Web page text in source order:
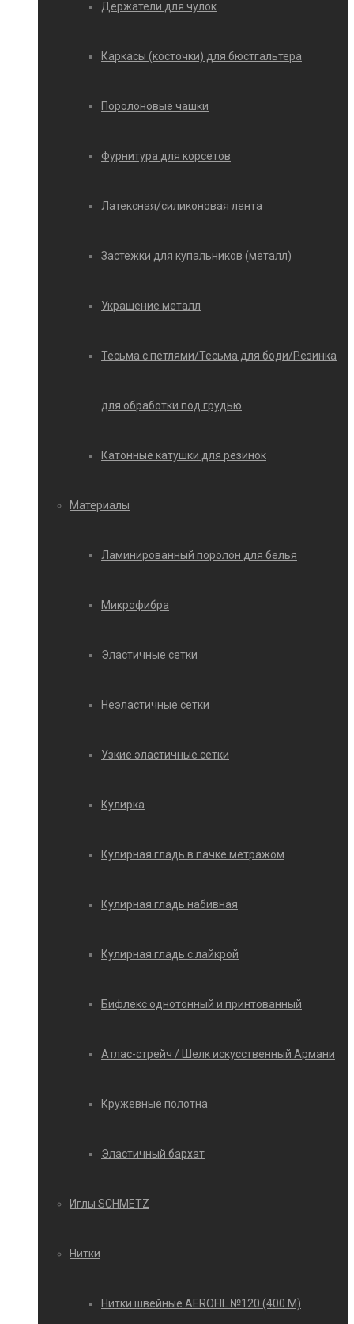
Держатели для чулок
Каркасы (косточки) для бюстгальтера
Поролоновые чашки
Фурнитура для корсетов
Латексная/силиконовая лента
Застежки для купальников (металл)
Украшение металл
Тесьма с петлями/Тесьма для боди/Резинка
для обработки под грудью
Катонные катушки для резинок
Материалы
Ламинированный поролон для белья
Микрофибра
Эластичные сетки
Неэластичные сетки
Узкие эластичные сетки
Кулирка
Кулирная гладь в пачке метражом
Кулирная гладь набивная
Кулирная гладь с лайкрой
Бифлекс однотонный и принтованный
Атлас-стрейч / Шелк искусственный Армани
Кружевные полотна
Эластичный бархат
Иглы SCHMETZ
Нитки
Нитки швейные AEROFIL №120 (400 М)